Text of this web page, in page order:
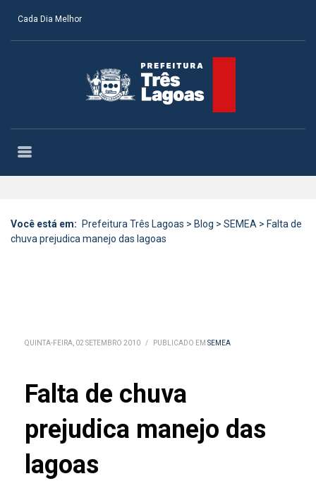
Cada Dia Melhor
Você está em: Prefeitura Três Lagoas > Blog > SEMEA > Falta de
chuva prejudica manejo das lagoas
QUINTA-FEIRA, 02 SETEMBRO 2010 / PUBLICADO EM SEMEA
Falta de chuva
prejudica manejo das
lagoas